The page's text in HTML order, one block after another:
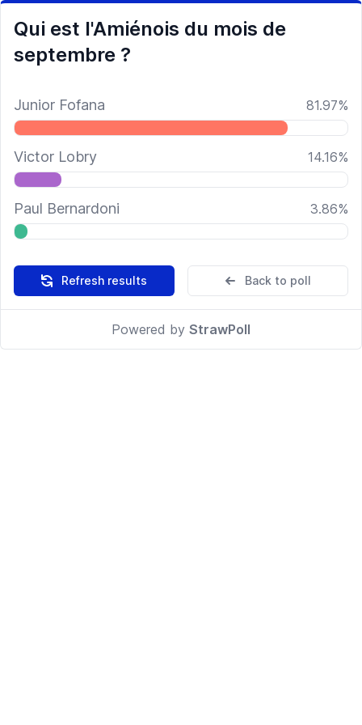
Qui est l'Amiénois du mois de
septembre ?
Junior Fofana 81.97%
Victor Lobry 14.16%
Paul Bernardoni 3.86%
Refresh results Back to poll
Powered by StrawPoll